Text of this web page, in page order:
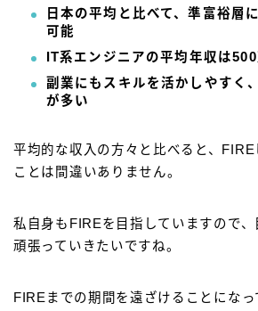
日本の平均と比べて、準富裕層
可能
IT系エンジニアの平均年収は
副業にもスキルを活かしやすく
が多い
平均的な収入の方々と比べると、
ことは間違いありません。
私自身もFIREを目指していますので
頑張っていきたいですね。
FIREまでの期間を遠ざけることになっ